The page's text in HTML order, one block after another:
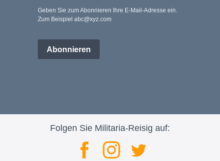
Geben Sie zum Abonnieren Ihre E-Mail-Adresse ein.
Zum Beispiel abc@xyz.com
Abonnieren
Folgen Sie Militaria-Reisig auf: